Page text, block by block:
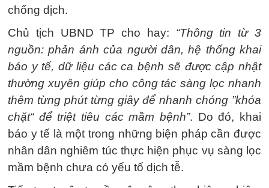
chống dịch.
Chủ tịch UBND TP cho hay: “Thông tin từ 3
nguồn: phản ánh của người dân, hệ thống khai
báo y tế, dữ liệu các ca bệnh sẽ được cập nhật
thường xuyên giúp cho công tác sàng lọc nhanh
thêm từng phút từng giây để nhanh chóng ”khóa
chặt“ để triệt tiêu các mầm bệnh”. Do đó, khai
báo y tế là một trong những biện pháp cần được
nhân dân nghiêm túc thực hiện phục vụ sàng lọc
mầm bệnh chưa có yếu tố dịch tễ.